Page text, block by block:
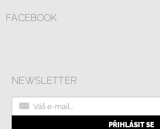
FACEBOOK
NEWSLETTER